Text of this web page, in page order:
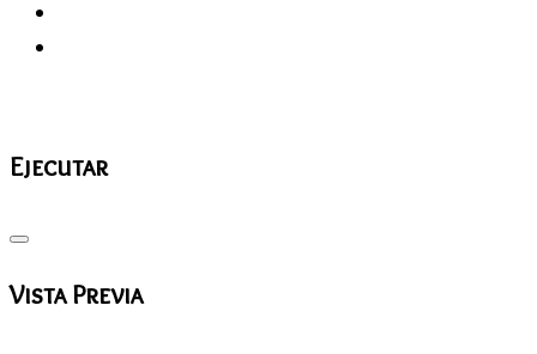
Ejecutar
Vista Previa